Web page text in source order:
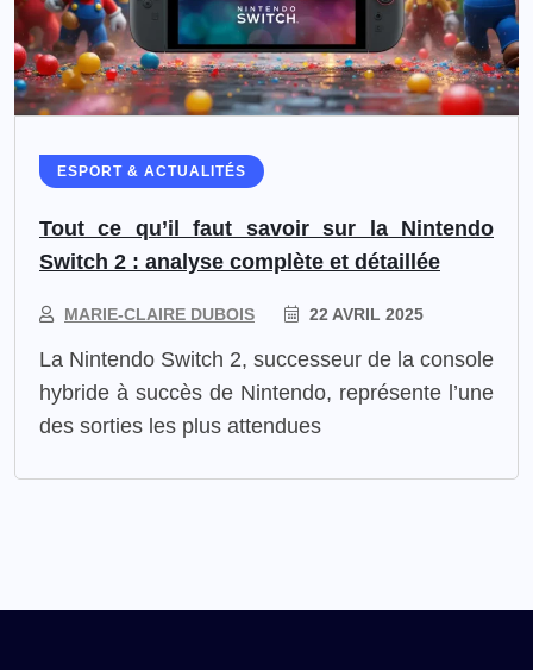
ESPORT & ACTUALITÉS
Tout ce qu’il faut savoir sur la Nintendo
Switch 2 : analyse complète et détaillée
MARIE-CLAIRE DUBOIS 22 AVRIL 2025
La Nintendo Switch 2, successeur de la console
hybride à succès de Nintendo, représente l’une
des sorties les plus attendues